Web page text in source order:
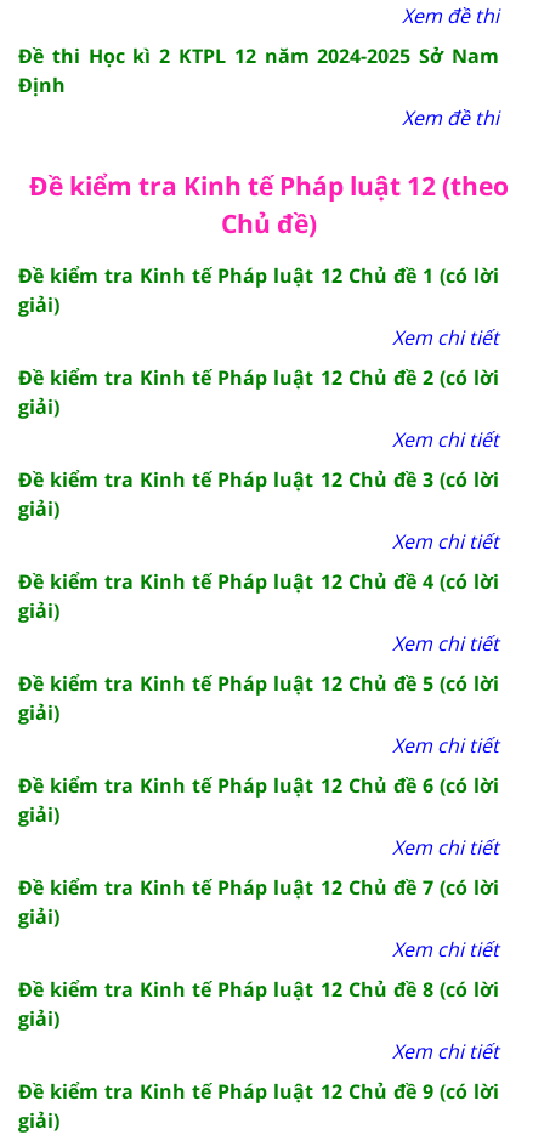
Xem đề thi
Đề thi Học kì 2 KTPL 12 năm 2024-2025 Sở Nam
Định
Xem đề thi
Đề kiểm tra Kinh tế Pháp luật 12 (theo
Chủ đề)
Đề kiểm tra Kinh tế Pháp luật 12 Chủ đề 1 (có lời
giải)
Xem chi tiết
Đề kiểm tra Kinh tế Pháp luật 12 Chủ đề 2 (có lời
giải)
Xem chi tiết
Đề kiểm tra Kinh tế Pháp luật 12 Chủ đề 3 (có lời
giải)
Xem chi tiết
Đề kiểm tra Kinh tế Pháp luật 12 Chủ đề 4 (có lời
giải)
Xem chi tiết
Đề kiểm tra Kinh tế Pháp luật 12 Chủ đề 5 (có lời
giải)
Xem chi tiết
Đề kiểm tra Kinh tế Pháp luật 12 Chủ đề 6 (có lời
giải)
Xem chi tiết
Đề kiểm tra Kinh tế Pháp luật 12 Chủ đề 7 (có lời
giải)
Xem chi tiết
Đề kiểm tra Kinh tế Pháp luật 12 Chủ đề 8 (có lời
giải)
Xem chi tiết
Đề kiểm tra Kinh tế Pháp luật 12 Chủ đề 9 (có lời
giải)